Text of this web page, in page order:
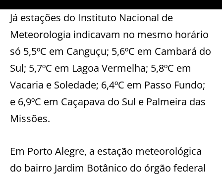
Já estações do Instituto Nacional de
Meteorologia indicavam no mesmo horário
só 5,5ºC em Canguçu; 5,6ºC em Cambará do
Sul; 5,7ºC em Lagoa Vermelha; 5,8ºC em
Vacaria e Soledade; 6,4ºC em Passo Fundo;
e 6,9ºC em Caçapava do Sul e Palmeira das
Missões.
Em Porto Alegre, a estação meteorológica
do bairro Jardim Botânico do órgão federal